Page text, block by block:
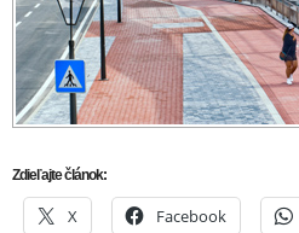
Zdieľajte článok:
X Facebook